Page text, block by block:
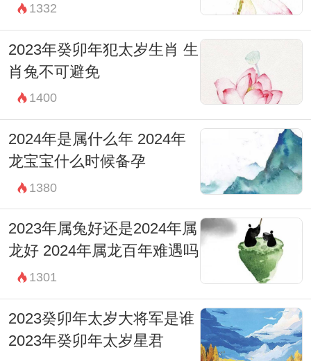
1332
2023年癸卯年犯太岁生肖 生
肖兔不可避免
1400
2024年是属什么年 2024年
龙宝宝什么时候备孕
1380
2023年属兔好还是2024年属
龙好 2024年属龙百年难遇吗
1301
2023癸卯年太岁大将军是谁
2023年癸卯年太岁星君